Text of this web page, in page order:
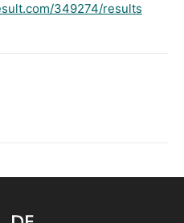
349274/results